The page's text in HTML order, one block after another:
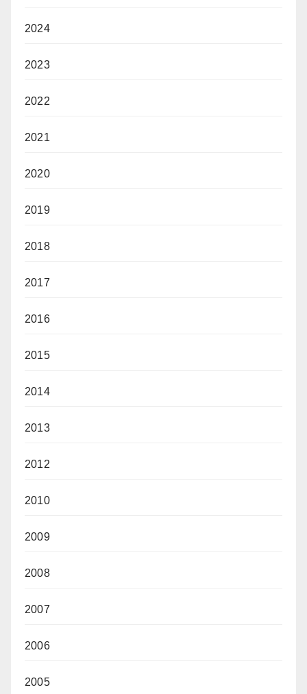
2024
2023
2022
2021
2020
2019
2018
2017
2016
2015
2014
2013
2012
2010
2009
2008
2007
2006
2005